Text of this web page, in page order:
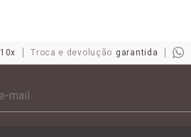
10x Troca e devolução garantida